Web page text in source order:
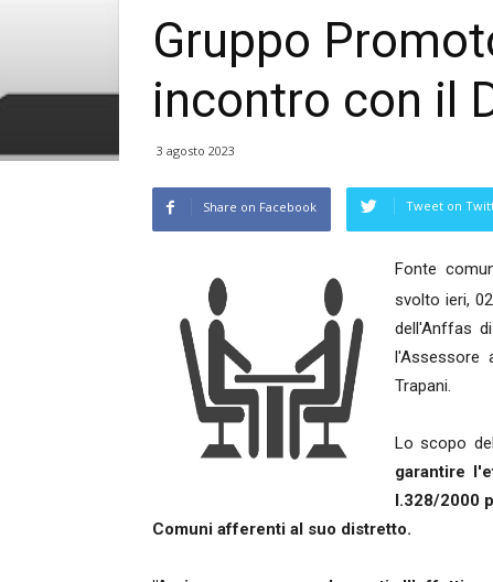
Gruppo
incontro con il
3 agosto 2023
Share on Facebook Tweet on
Fonte
svolto ieri,
dell'Anffas
l'Assessore
Trapani.
Lo scopo
garantire
l.328/2000
Comuni afferenti al suo distretto.